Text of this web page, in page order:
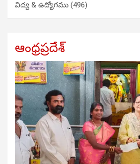
విద్య & ఉద్యోగము (496)
ఆంధ్రప్రదేశ్